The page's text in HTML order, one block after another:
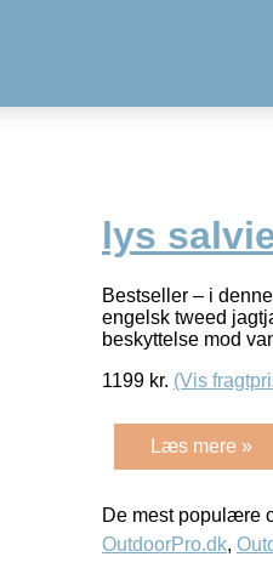
lys
Bestseller – i
engelsk tweed
beskyttelse mod
1199 kr. (Vis
Læs mere »
De mest populære
OutdoorPro.dk,